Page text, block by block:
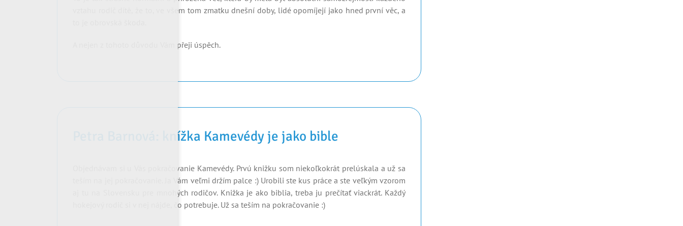
vztahu rodič dítě, že to, ve všem tom zmatku dnešní doby, lidé opomíjejí jako hned první věc, a
A nejen z tohoto důvodu Vám přeji úspěch.
Petra Barnová: knížka Kamevédy je jako bible
Objednávam si u Vás pokračovanie Kamevédy. Prvú knižku som niekoľkokrát prelúskala a už sa
teším na jej pokračovanie. Ja Vám veľmi držím palce :) Urobili ste kus práce a ste veľkým vzorom
aj tu na Slovensku pre mnohých rodičov. Knižka je ako biblia, treba ju prečítať viackrát. Každý
hokejový rodič si v nej nájde, čo potrebuje. Už sa teším na pokračovanie :)